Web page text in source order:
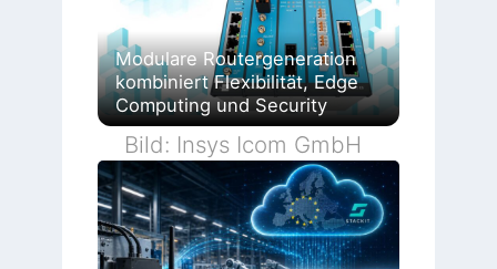
Modulare Routergeneration
kombiniert Flexibilität, Edge
Computing und Security
Bild: Insys Icom GmbH